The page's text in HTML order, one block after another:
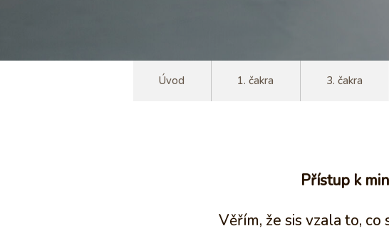
Úvod 1. čakra 3. čakra
Přístup k
Věřím, že sis vzala to,